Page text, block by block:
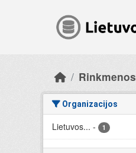
Rinkmenos
Organizacijos
Lietuvos... - 1